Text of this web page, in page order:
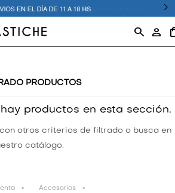
PRODUCTOS
hay productos en esta sección.
otros criterios de filtrado o busca en
catálogo.
Accesorios